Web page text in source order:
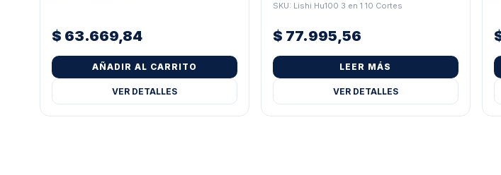
$ 63.669,84
AÑADIR AL CARRITO
VER DETALLES
SKU: Lishi Hu100 3 en 1 10 Cortes
$ 77.995,56
LEER MÁS
VER DETALLES